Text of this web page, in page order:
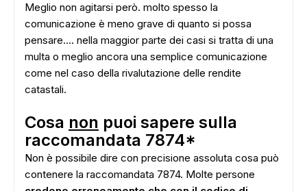
ADS
Meglio non agitarsi però. molto spesso la
comunicazione è meno grave di quanto si possa
pensare.... nella maggior parte dei casi si tratta di una
multa o meglio ancora una semplice comunicazione
come nel caso della rivalutazione delle rendite
catastali.
Cosa non puoi sapere sulla
raccomandata 7874*
Non è possibile dire con precisione assoluta cosa può
contenere la raccomandata 7874. Molte persone